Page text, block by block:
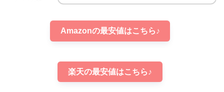
Amazonの最安値はこちら♪
楽天の最安値はこちら♪